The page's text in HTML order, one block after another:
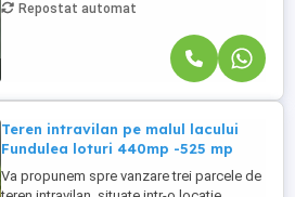
Repostat automat
Teren intravilan pe malul lacului
Fundulea loturi 440mp -525 mp
Va propunem spre vanzare trei parcele de